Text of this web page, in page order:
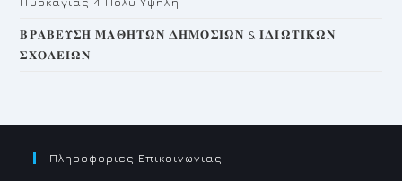
𝚩𝚸𝚨𝚩𝚬𝚼𝚺𝚮 𝚳𝚨𝚯𝚮𝚻𝛀𝚴 𝚫𝚮𝚳𝚶𝚺𝚰𝛀𝚴 & 𝚰𝚫𝚰𝛀𝚻𝚰𝚱𝛀𝚴
𝚺𝚾𝚶𝚲𝚬𝚰𝛀𝚴
Πληροφοριες Επικοινωνιας